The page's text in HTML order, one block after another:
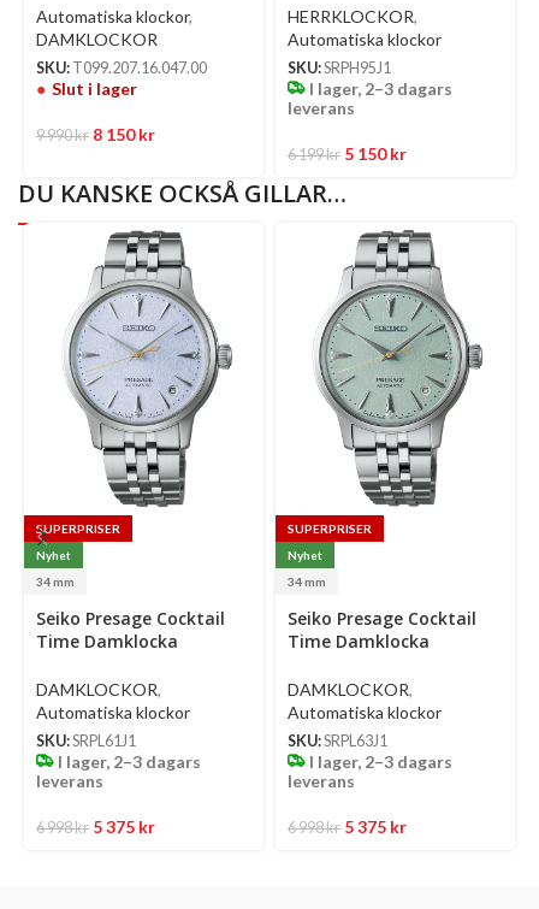
Damklocka 32 Mm – Blå
Urtavla Med Blått
Läderband
Automatiska klockor,
DAMKLOCKOR
SKU: T099.207.16.047.00
Slut i lager
9 990kr 8 150kr
Med Svart Läderarmband
HERRKLOCKOR,
Automatiska klockor
SKU:SRPH95J1
I lager, 2–3 dagars
leverans
6 199kr 5 150kr
DU KANSKE OCKSÅ GILLAR…
SUPERPRISER
Nyhet
34 mm
Select
options
Seiko Presage Cocktail
Time Damklocka
Ljusblå Urtavla Med
Diamanter Och Stållänk
DAMKLOCKOR,
Automatiska klockor
SKU:SRPL61J1
I lager, 2–3 dagars
leverans
6 998kr 5 375 kr
SUPERPRISER
Nyhet
34 mm
Select
options
Seiko Presage Cocktail
Time Damklocka
Ljusgrön Urtavla Med
Diamanter Och Stållänk
DAMKLOCKOR,
Automatiska klockor
SKU:SRPL63J1
I lager, 2–3 dagars
leverans
6 998kr 5 375 kr